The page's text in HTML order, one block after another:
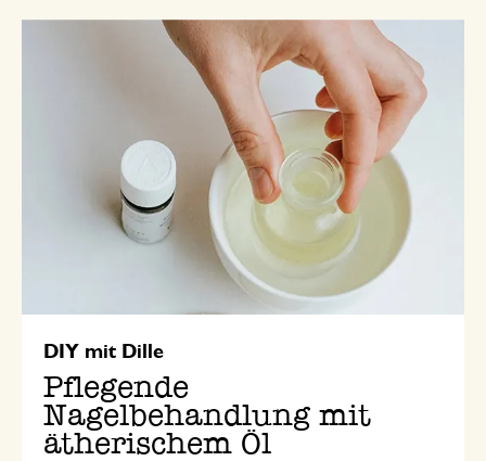
DIY mit Dille
Pflegende
Nagelbehandlung mit
ätherischem Öl